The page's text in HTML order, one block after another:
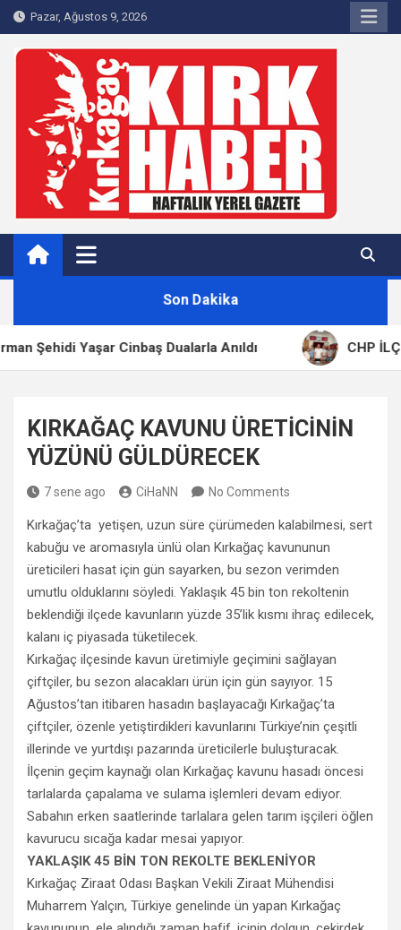
Skip
to
content
Pazar, Ağustos 9, 2026
Kırkağaç 40Haber
Kırkağaç'ın Yerel Haber Sitesi
Son Dakika
Yaşar Cinbaş Dualarla Anıldı CHP İLÇE
KIRKAĞAÇ KAVUNU ÜRETİCİNİN
YÜZÜNÜ GÜLDÜRECEK
7 sene ago CiHaNN No Comments
Kırkağaç’ta yetişen, uzun süre çürümeden kalabilmesi, sert
kabuğu ve aromasıyla ünlü olan Kırkağaç kavununun
üreticileri hasat için gün sayarken, bu sezon verimden
umutlu olduklarını söyledi. Yaklaşık 45 bin ton rekoltenin
beklendiği ilçede kavunların yüzde 35’lik kısmı ihraç edilecek,
kalanı iç piyasada tüketilecek.
Kırkağaç ilçesinde kavun üretimiyle geçimini sağlayan
çiftçiler, bu sezon alacakları ürün için gün sayıyor. 15
Ağustos’tan itibaren hasadın başlayacağı Kırkağaç’ta
çiftçiler, özenle yetiştirdikleri kavunlarını Türkiye’nin çeşitli
illerinde ve yurtdışı pazarında üreticilerle buluşturacak.
İlçenin geçim kaynağı olan Kırkağaç kavunu hasadı öncesi
tarlalarda çapalama ve sulama işlemleri devam ediyor.
Sabahın erken saatlerinde tarlalara gelen tarım işçileri öğlen
kavurucu sıcağa kadar mesai yapıyor.
YAKLAŞIK 45 BİN TON REKOLTE BEKLENİYOR
Kırkağaç Ziraat Odası Başkan Vekili Ziraat Mühendisi
Muharrem Yalçın, Türkiye genelinde ün yapan Kırkağaç